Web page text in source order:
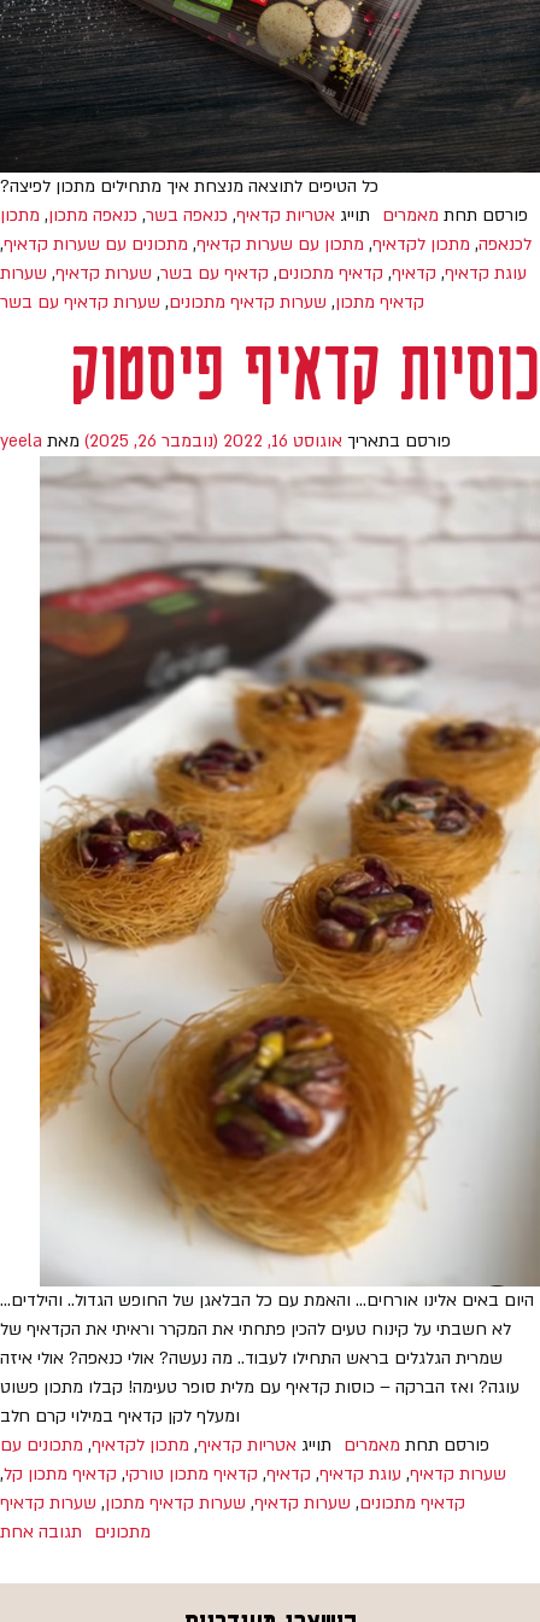
כל הטיפים לתוצאה מנצחת איך מתחילים מתכון לפיצה?
פורסם תחת מאמרים תוייג אטריות קדאיף, כנאפה בשר, כנאפה מתכון, מתכון
לכנאפה, מתכון לקדאיף, מתכון עם שערות קדאיף, מתכונים עם שערות קדאיף,
עוגת קדאיף, קדאיף, קדאיף מתכונים, קדאיף עם בשר, שערות קדאיף, שערות
קדאיף מתכון, שערות קדאיף מתכונים, שערות קדאיף עם בשר
כוסיות קדאיף פיסטוק
פורסם בתאריך אוגוסט 16, 2022 (נובמבר 26, 2025) מאת yeela
היום באים אלינו אורחים… והאמת עם כל הבלאגן של החופש הגדול.. והילדים…
לא חשבתי על קינוח טעים להכין פתחתי את המקרר וראיתי את הקדאיף של
שמרית הגלגלים בראש התחילו לעבוד.. מה נעשה? אולי כנאפה? אולי איזה
עוגה? ואז הברקה – כוסות קדאיף עם מלית סופר טעימה! קבלו מתכון פשוט
ומעלף לקן קדאיף במילוי קרם חלב
פורסם תחת מאמרים תוייג אטריות קדאיף, מתכון לקדאיף, מתכונים עם
שערות קדאיף, עוגת קדאיף, קדאיף, קדאיף מתכון טורקי, קדאיף מתכון קל,
קדאיף מתכונים, שערות קדאיף, שערות קדאיף מתכון, שערות קדאיף
מתכונים
תגובה אחת